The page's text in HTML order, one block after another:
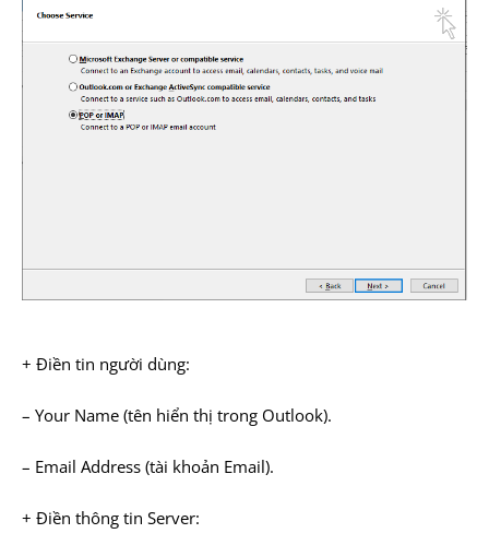
+ Điền tin người dùng:
– Your Name (tên hiển thị trong Outlook).
– Email Address (tài khoản Email).
+ Điền thông tin Server: